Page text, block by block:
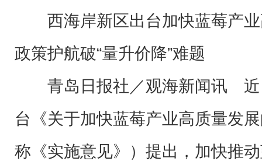
西海岸新区出台加快蓝莓产
政策护航破“量升价降”难题
青岛日报社／观海新闻讯
台《关于加快蓝莓产业高质量发
称《实施意见》）提出，加快推